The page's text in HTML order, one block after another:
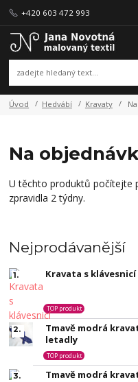
+420 603 472 993
Úvod Hedvábí Kravaty
Na
U těchto produktů počítejte
zpravidla 2 týdny.
Nejprodávanější
1. Kravata s klávesnicí
TOP produkt
2.
Tmavě modrá
letadly
TOP produkt
3. Tmavě modrá